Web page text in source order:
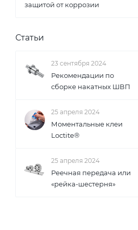
защитой от коррозии
Статьи
23 сентября 2024
Рекомендации по
сборке накатных ШВП
25 апреля 2024
Моментальные клеи
Loctite®
25 апреля 2024
Реечная передача или
«рейка-шестерня»